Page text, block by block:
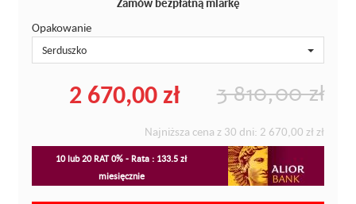
Opakowanie
Serduszko
3 810,00 zł
2 670,00 zł
Najniższa cena z 30 dni: 2 670,00 zł zł
10 lub 20 RAT 0% - Rata : 133.5 zł
miesięcznie